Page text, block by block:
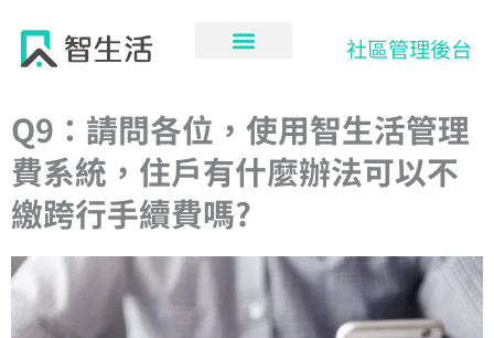
內
容
社區管理後台
Q9：請問各位，使用智生活管理
費系統，住戶有什麼辦法可以不
繳跨行手續費嗎?